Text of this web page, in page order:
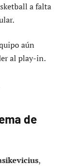
a falta
aún
al play-in.
de
,